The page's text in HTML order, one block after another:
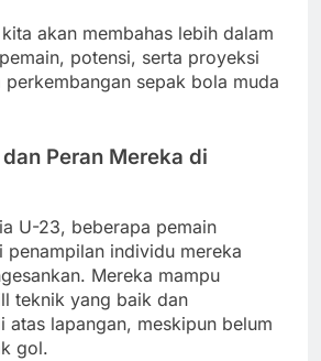
akan membahas lebih dalam
potensi, serta proyeksi
sepak bola muda
Peran Mereka di
U-23, beberapa pemain
penampilan individu mereka
Mereka mampu
teknik yang baik dan
atas lapangan, meskipun belum
gol.